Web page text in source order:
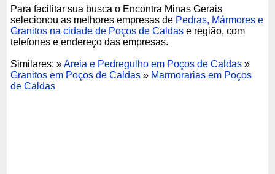
Para facilitar sua busca o Encontra Minas Gerais
selecionou as melhores empresas de Pedras, Mármores e
Granitos na cidade de Poços de Caldas e região, com
telefones e endereço das empresas.
Similares: »Areia e Pedregulho em Poços de Caldas »
Granitos em Poços de Caldas » Marmorarias em Poços
de Caldas